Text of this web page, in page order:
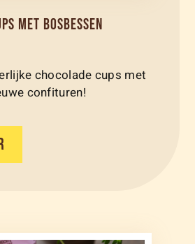
MET BOSBESSEN
chocolade cups met
confituren!